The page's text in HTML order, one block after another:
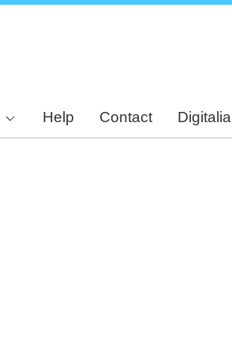
Help Contact Digitalia